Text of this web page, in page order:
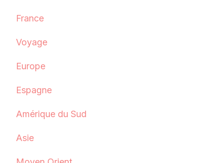
France
Voyage
Europe
Espagne
Amérique du Sud
Asie